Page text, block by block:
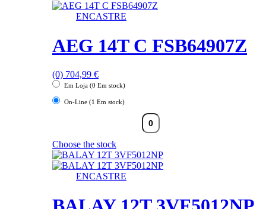
ENCASTRE
AEG 14T C FSB64907Z
(0) 704,99 €
Em Loja (0 Em stock)
On-Line (1 Em stock)
Choose the stock
ENCASTRE